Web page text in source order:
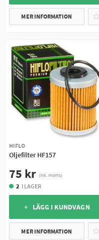
MER INFORMATION
HIFLO
Oljefilter HF157
75 kr (ink. moms)
2 I LAGER
+ LÄGG I KUNDVAGN
MER INFORMATION